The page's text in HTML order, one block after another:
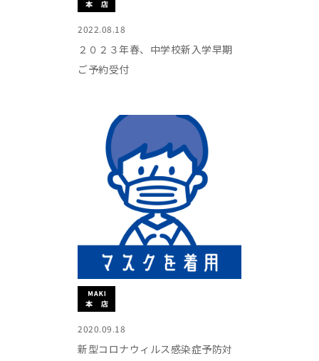
2022.08.18
２０２３年春、中学校新入学早期
ご予約受付
2020.09.18
新型コロナウィルス感染症予防対